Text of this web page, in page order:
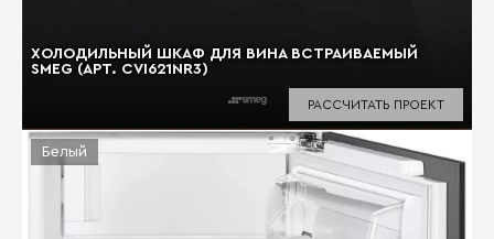
ХОЛОДИЛЬНЫЙ ШКАФ ДЛЯ ВИНА ВСТРАИВАЕМЫЙ
SMEG (АРТ. CVI621NR3)
РАССЧИТАТЬ ПРОЕКТ
Белый